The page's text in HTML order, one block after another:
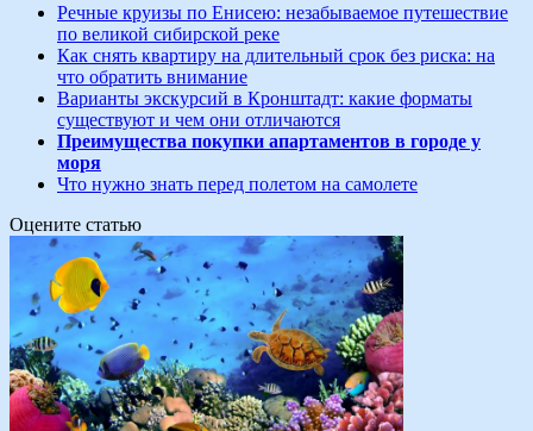
Речные круизы по Енисею: незабываемое путешествие
по великой сибирской реке
Как снять квартиру на длительный срок без риска: на
что обратить внимание
Варианты экскурсий в Кронштадт: какие форматы
существуют и чем они отличаются
Преимущества покупки апартаментов в городе у
моря
Что нужно знать перед полетом на самолете
Оцените статью